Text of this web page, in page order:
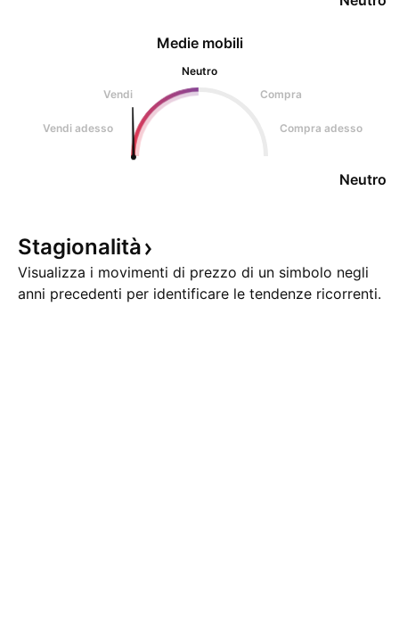
Medie mobili
Neutro
Vendi
Compra
Vendi adesso Compra adesso
Neutro
Stagionalità
Visualizza i movimenti di prezzo di un simbolo negli
anni precedenti per identificare le tendenze ricorrenti.